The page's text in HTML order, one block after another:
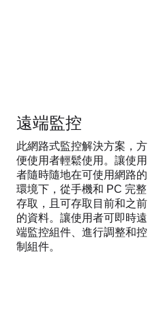
遠端監控
此網路式監控解決方案，方
便使用者輕鬆使用。讓使用
者隨時隨地在可使用網路的
環境下，從手機和 PC 完整
存取，且可存取目前和之前
的資料。讓使用者可即時遠
端監控組件、進行調整和控
制組件。